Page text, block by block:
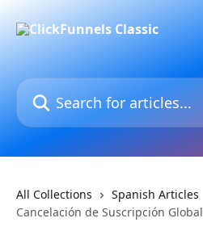
Search for articles...
All Collections
Spanish Articles
Cancelación de Suscripción Global